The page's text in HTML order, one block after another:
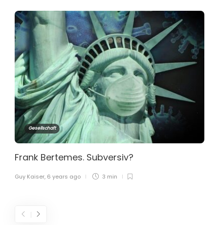
Gesellschaft
Frank Bertemes. Subversiv?
Guy Kaiser, 6 years ago 3 min